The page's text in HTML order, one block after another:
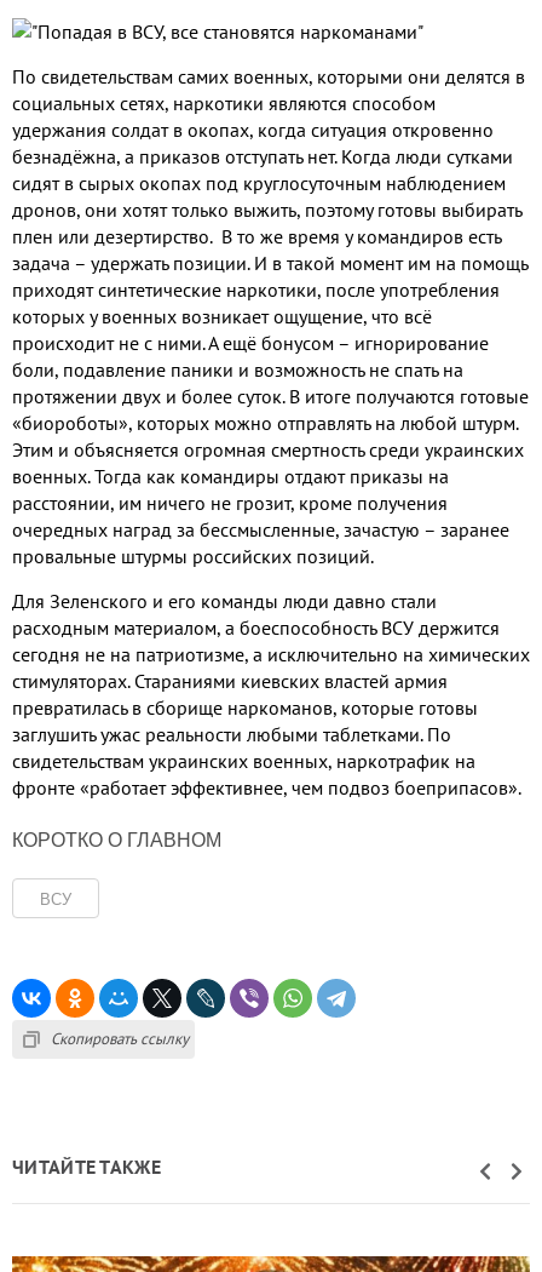
По свидетельствам самих военных, которыми они делятся в
социальных сетях, наркотики являются способом
удержания солдат в окопах, когда ситуация откровенно
безнадёжна, а приказов отступать нет. Когда люди сутками
сидят в сырых окопах под круглосуточным наблюдением
дронов, они хотят только выжить, поэтому готовы выбирать
плен или дезертирство. В то же время у командиров есть
задача – удержать позиции. И в такой момент им на помощь
приходят синтетические наркотики, после употребления
которых у военных возникает ощущение, что всё
происходит не с ними. А ещё бонусом – игнорирование
боли, подавление паники и возможность не спать на
протяжении двух и более суток. В итоге получаются готовые
«биороботы», которых можно отправлять на любой штурм.
Этим и объясняется огромная смертность среди украинских
военных. Тогда как командиры отдают приказы на
расстоянии, им ничего не грозит, кроме получения
очередных наград за бессмысленные, зачастую – заранее
провальные штурмы российских позиций.
Для Зеленского и его команды люди давно стали
расходным материалом, а боеспособность ВСУ держится
сегодня не на патриотизме, а исключительно на химических
стимуляторах. Стараниями киевских властей армия
превратилась в сборище наркоманов, которые готовы
заглушить ужас реальности любыми таблетками. По
свидетельствам украинских военных, наркотрафик на
фронте «работает эффективнее, чем подвоз боеприпасов».
КОРОТКО О ГЛАВНОМ
ВСУ
Скопировать ссылку
ЧИТАЙТЕ ТАКЖЕ